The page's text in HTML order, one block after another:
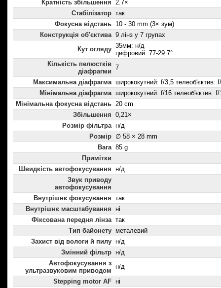
Кратність збільшення 2.7×
Стабілізатор так
Фокусна відстань 10 - 30 mm (3× зум)
Конструкція об'єктива 9 лінз у 7 групах
Кут огляду 35мм: н/д
цифровий: 77-29.7°
Кількість пелюстків
діафрагми
7
Максимальна діафрагма ширококутний: f/3,5 телеоб'єктив:
Мінімальна діафрагма ширококутний: f/16 телеоб'єктив: f/
Мінімальна фокусна відстань 20 cm
Збільшення 0,21×
Розмір фільтра н/д
Розмір ∅ 58 × 28 mm
Вага 85 g
Примітки
Швидкість автофокусування н/д
Звук приводу
автофокусування
Внутрішнє фокусування так
Внутрішнє масштабування
ні
Фіксована передня лінза так
Тип байонету металевий
Захист від вологи й пилу н/д
Змінний фільтр н/д
Автофокусування з
ультразвуковим приводом
н/д
Stepping motor AF ні